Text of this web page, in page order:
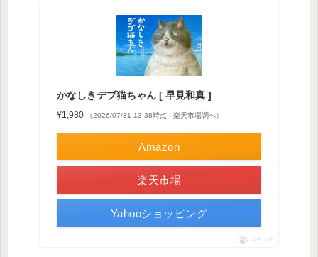
かなしきデブ猫ちゃん [ 早見和真 ]
¥1,980 （2026/07/31 13:38時点 | 楽天市場調べ）
Amazon
楽天市場
Yahooショッピング
ポチップ